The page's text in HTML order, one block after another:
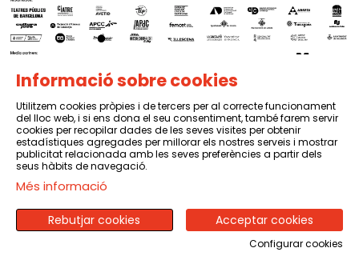
Sitemap | Avís Legal | Política de privacitat | Contactar
Informació sobre cookies
Utilitzem cookies pròpies i de tercers per al correcte funcionament
del lloc web, i si ens dona el seu consentiment, també farem servir
cookies per recopilar dades de les seves visites per obtenir
estadístiques agregades per millorar els nostres serveis i mostrar
publicitat relacionada amb les seves preferències a partir dels
seus hàbits de navegació.
Més informació
Acceptar cookies
Rebutjar cookies
Configurar cookies